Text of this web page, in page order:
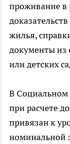
проживание в
жилья,
документы из
или детских
В Социальном
при расчете
привязан к
номинальной